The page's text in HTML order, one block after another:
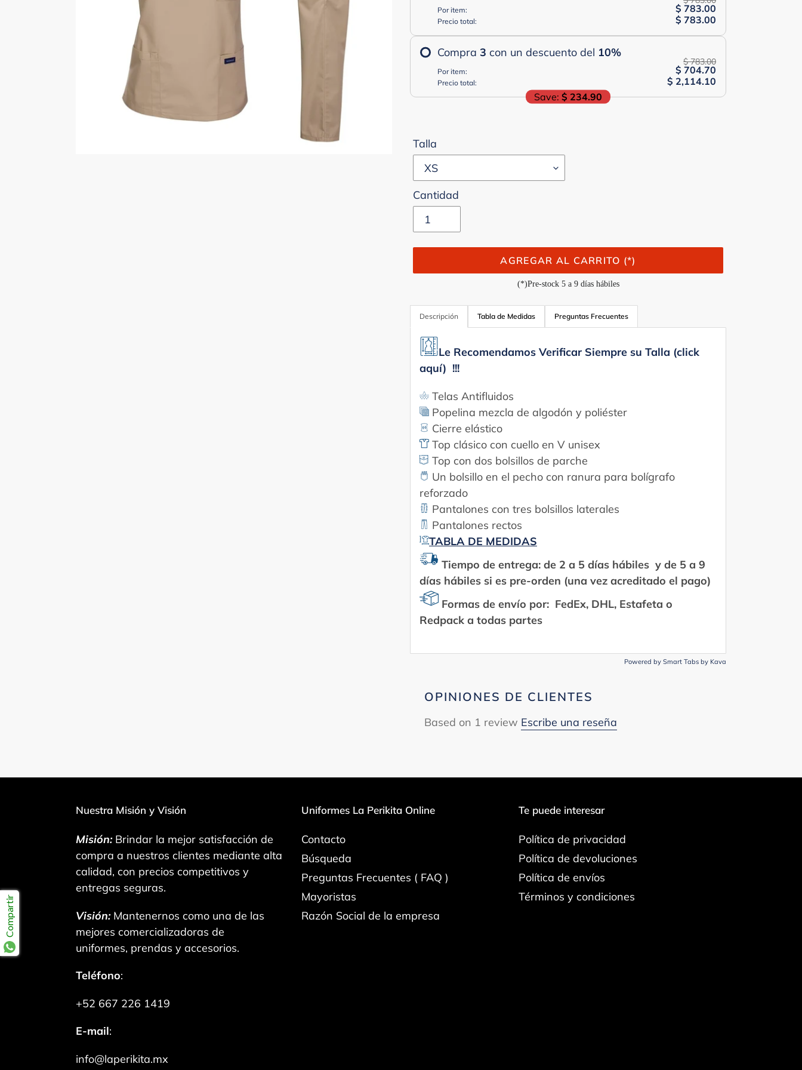
Por item: $ 783.00
Precio total: $ 783.00
Compra 3 con un descuento del 10%
Por item:
$ 783.00
$ 704.70
Precio total:
$ 2,114.10
Save: $ 234.90
Talla
Cantidad
AGREGAR AL CARRITO (*)
(*)Pre-stock 5 a 9 días hábiles
Agregando
producto
Descripción Tabla de Medidas Preguntas Frecuentes
Le Recomendamos Verificar Siempre su Talla (click
aquí) !!!
Telas Antifluidos
Popelina mezcla de algodón y poliéster
Cierre elástico
Top clásico con cuello en V unisex
Top con dos bolsillos de parche
Un bolsillo en el pecho con ranura para bolígrafo
reforzado
Pantalones con tres bolsillos laterales
Pantalones rectos
TABLA DE MEDIDAS
Tiempo de entrega: de 2 a 5 días hábiles y de 5 a 9
días hábiles si es pre-orden (una vez acreditado el pago)
Formas de envío por: FedEx, DHL, Estafeta o
Redpack a todas partes
Powered by Smart Tabs by Kava
OPINIONES DE CLIENTES
Based on 1 review Escribe una reseña
Nuestra Misión y Visión
Misión: Brindar la mejor satisfacción de
compra a nuestros clientes mediante alta
calidad, con precios competitivos y
entregas seguras.
Visión:Mantenernos como una de las
mejores comercializadoras de
uniformes, prendas y accesorios.
Teléfono:
+52 667 226 1419
E-mail:
info@laperikita.mx
Uniformes La Perikita Online
Contacto
Búsqueda
Preguntas Frecuentes ( FAQ )
Mayoristas
Razón Social de la empresa
Te puede interesar
Política de privacidad
Política de devoluciones
Política de envíos
Términos y condiciones
Compartir